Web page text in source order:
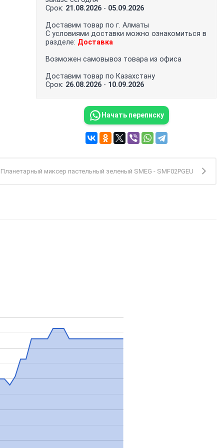
Срок: 21.08.2026 - 05.09.2026
Доставим товар по г. Алматы
С условиями доставки можно ознакомиться в
разделе: Доставка
Возможен самовывоз товара из офиса
Доставим товар по Казахстану
Срок: 26.08.2026 - 10.09.2026
Начать переписку
Планетарный миксер пастельный зеленый SMEG - SMF02PGEU